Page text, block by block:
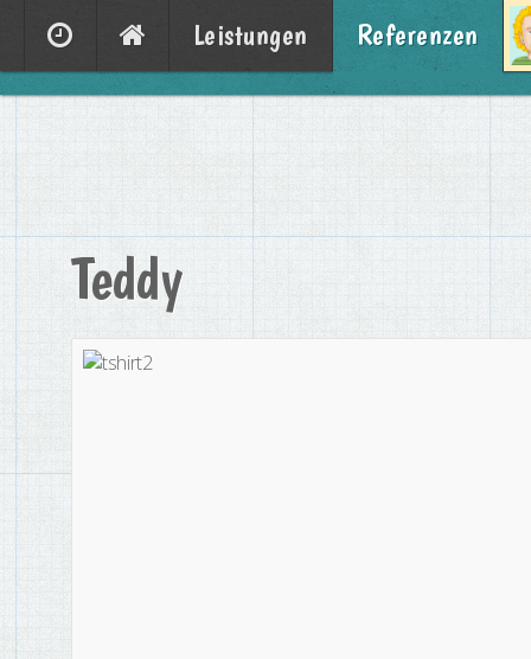
Leistungen Referenzen
Teddy